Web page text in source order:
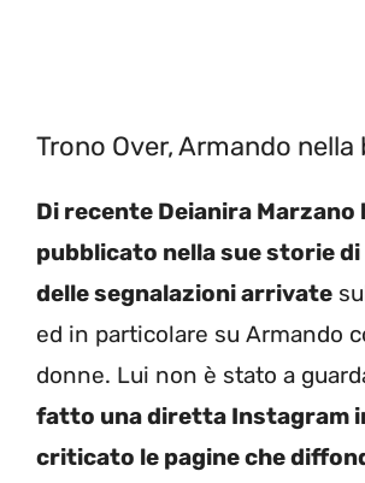
Trono Over, Armando nella
Di recente Deianira Marzano
pubblicato nella sue storie
delle segnalazioni arrivate
ed in particolare su Armando
donne. Lui non è stato a
fatto una diretta Instagram
criticato le pagine che